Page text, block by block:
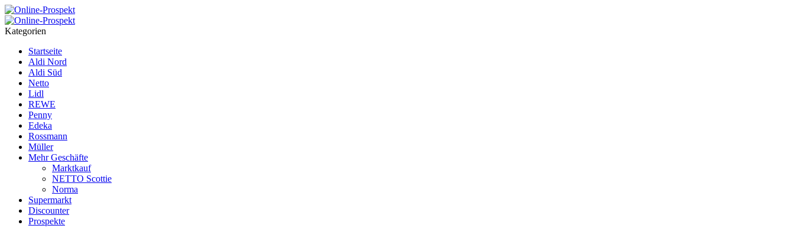
Menu
Search
Kategorien
Startseite
Aldi Nord
Aldi Süd
Netto
Lidl
REWE
Penny
Edeka
Rossmann
Müller
Mehr Geschäfte
Marktkauf
NETTO Scottie
Norma
Supermarkt
Discounter
Prospekte